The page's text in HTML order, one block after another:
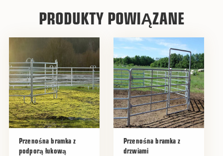
PRODUKTY POWIĄZANE
Przenośna bramka z
podporą łukową
Przenośna bramka z
drzwiami